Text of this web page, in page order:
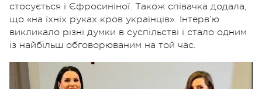
стосується і Єфросиніної. Також співачка додала,
що «на їхніх руках кров українців». Інтерв’ю
викликало різні думки в суспільстві і стало одним
із найбільш обговорюваним на той час.